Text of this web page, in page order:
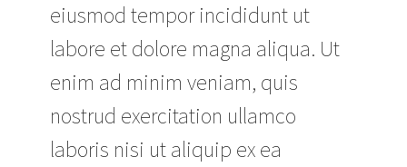
eiusmod tempor incididunt ut
labore et dolore magna aliqua. Ut
enim ad minim veniam, quis
nostrud exercitation ullamco
laboris nisi ut aliquip ex ea